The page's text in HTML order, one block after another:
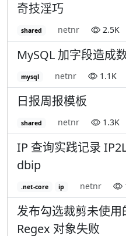
奇技淫巧
shared netnr 2.5K
MySQL 加字段造成
mysql netnr 1.1K
日报周报模板
shared netnr 1.3K
IP 查询实践记录
dbip
.net-core ip netnr
发布勾选裁剪未使
Regex 对象失败